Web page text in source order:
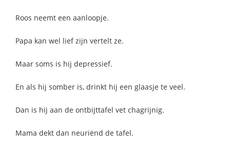
Roos neemt een aanloopje.
Papa kan wel lief zijn vertelt ze.
Maar soms is hij depressief.
En als hij somber is, drinkt hij een glaasje te veel.
Dan is hij aan de ontbijttafel vet chagrijnig.
Mama dekt dan neuriënd de tafel.